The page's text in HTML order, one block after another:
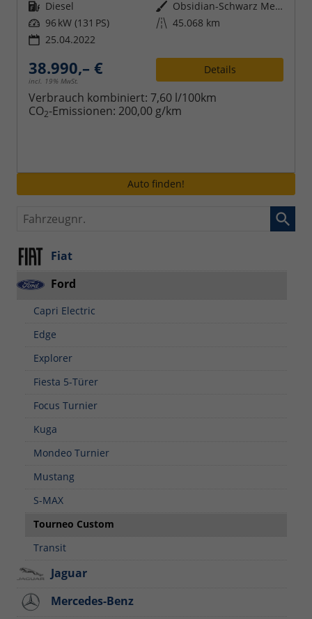
Kraftstoff Diesel Außenfarbe
Obsidian-Schwarz Metallic
Leistung 96 kW (131 PS) Kilometerstand 45.068 km
25.04.2022
38.990,– €
incl. 19% MwSt.
Details
Verbrauch kombiniert: 7,60 l/100km
CO2-Emissionen: 200,00 g/km
Auto finden!
Fahrzeugnr.
Fiat
Ford
Capri Electric
Edge
Explorer
Fiesta 5-Türer
Focus Turnier
Kuga
Mondeo Turnier
Mustang
S-MAX
Tourneo Custom
Transit
Jaguar
Mercedes-Benz